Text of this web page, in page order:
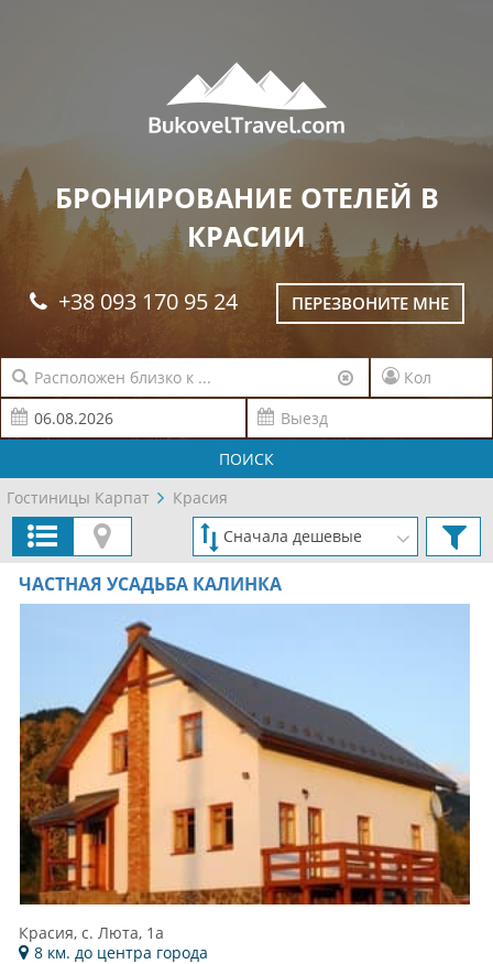
БРОНИРОВАНИЕ ОТЕЛЕЙ В
КРАСИИ
+38 093 170 95 24 ПЕРЕЗВОНИТЕ МНЕ
ПОИСК
Гостиницы Карпат
Красия
ЧАСТНАЯ УСАДЬБА КАЛИНКА
Красия, c. Люта, 1а
8 км. до центра города